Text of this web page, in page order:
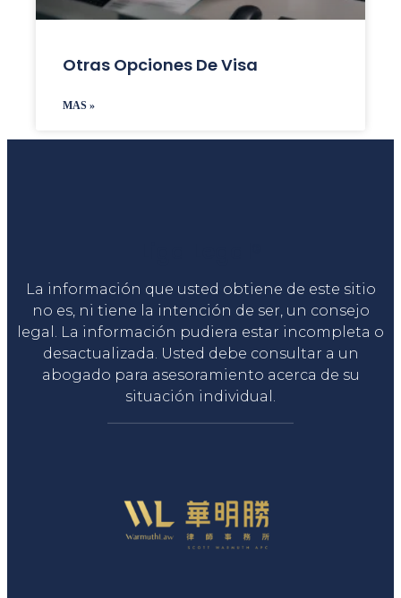
Otras Opciones De Visa
MAS »
La información que usted obtiene de este sitio
no es, ni tiene la intención de ser, un consejo
legal. La información pudiera estar incompleta o
desactualizada. Usted debe consultar a un
abogado para asesoramiento acerca de su
situación individual.